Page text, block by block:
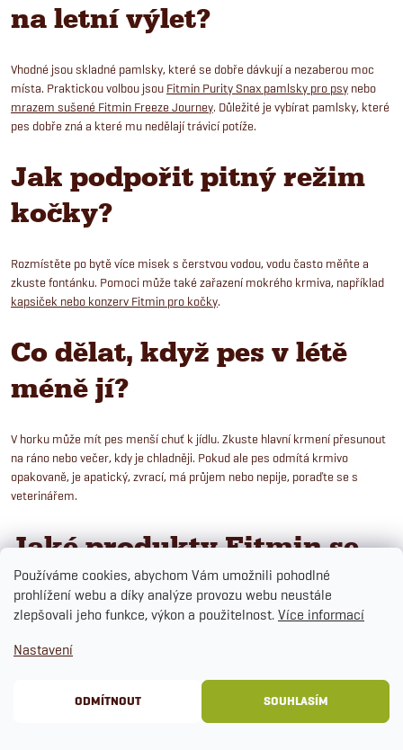
Používáme cookies, abychom Vám umožnili pohodlné
prohlížení webu a díky analýze provozu webu neustále
zlepšovali jeho funkce, výkon a použitelnost. Více informací
Nastavení
ODMÍTNOUT SOUHLASÍM
na letní výlet?
Vhodné jsou skladné pamlsky, které se dobře dávkují a nezaberou moc
místa. Praktickou volbou jsou Fitmin Purity Snax pamlsky pro psy nebo
mrazem sušené Fitmin Freeze Journey. Důležité je vybírat pamlsky, které
pes dobře zná a které mu nedělají trávicí potíže.
Jak podpořit pitný režim
kočky?
Rozmístěte po bytě více misek s čerstvou vodou, vodu často měňte a
zkuste fontánku. Pomoci může také zařazení mokrého krmiva, například
kapsiček nebo konzerv Fitmin pro kočky.
Co dělat, když pes v létě
méně jí?
V horku může mít pes menší chuť k jídlu. Zkuste hlavní krmení přesunout
na ráno nebo večer, kdy je chladněji. Pokud ale pes odmítá krmivo
opakovaně, je apatický, zvrací, má průjem nebo nepije, poraďte se s
veterinářem.
Jaké produkty Fitmin se
hodí na léto a cestování?
mrazem sušené Fitmin Freeze Journey
. U psů s citlivým zažíváním může při změně
režimu pomociFitmin Purity Zažívání a detoxikace.